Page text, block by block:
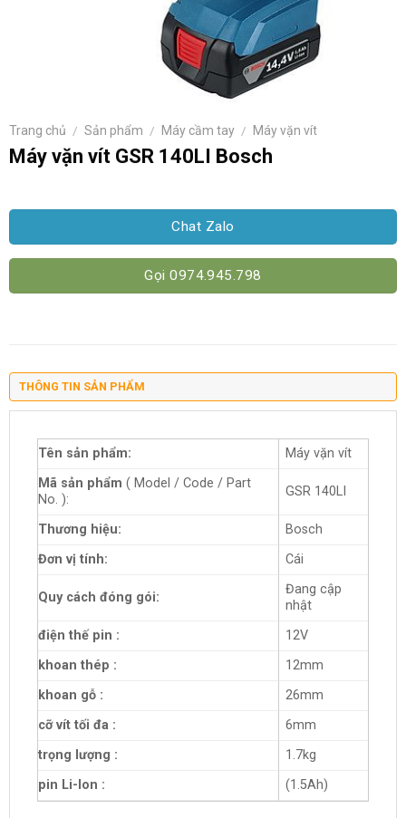
Trang chủ / Sản phẩm / Máy cầm tay / Máy vặn vít
Máy vặn vít GSR 140LI Bosch
Chat Zalo
Gọi 0974.945.798
THÔNG TIN SẢN PHẨM
Tên sản phẩm:
Máy vặn vít
Mã sản phẩm ( Model / Code / Part
No. ):
GSR 140LI
Thương hiệu:
Bosch
Đơn vị tính:
Cái
Quy cách đóng gói:
Đang cập
nhật
điện thế pin :
12V
khoan thép :
12mm
khoan gỗ :
26mm
cỡ vít tối đa :
6mm
trọng lượng :
1.7kg
pin Li-Ion :
(1.5Ah)